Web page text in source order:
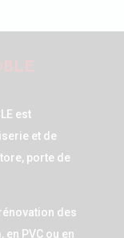
est
et de
porte de
des
PVC ou en